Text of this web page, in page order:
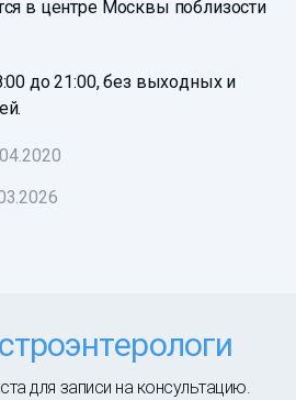
в центре Москвы поблизости
до 21:00, без выходных и
для записи на консультацию.